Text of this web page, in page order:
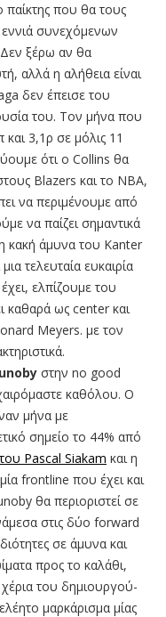
παίκτης που θα τους
συνεχόμενων
ξέρω αν θα
αλλά η αλήθεια είναι
δεν έπεισε του
του. Τον μήνα που
3,1ρ σε μόλις 11
ότι ο Collins θα
Blazers και το ΝΒΑ,
να περιμένουμε από
να παίζει σημαντικά
κακή άμυνα του Kanter
τελευταία ευκαιρία
ελπίζουμε του
καθαρά ως center και
Meyers. με τον
στην no good
καθόλου. Ο
μήνα με
σημείο το 44% από
Pascal Siakam και η
frontline που έχει και
θα περιοριστεί σε
στις δύο forward
σε άμυνα και
προς το καλάθι,
του δημιουργού-
μαρκάρισμα μίας